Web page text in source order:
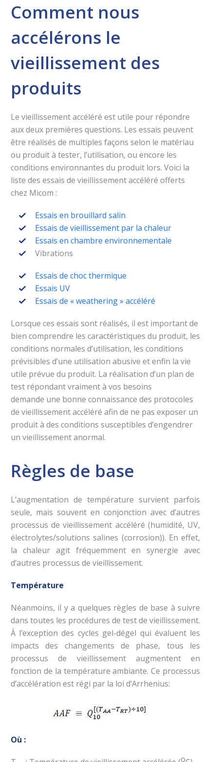
Comment nous
accélérons le
vieillissement des
produits
Le vieillissement accéléré est utile pour répondre
aux deux premières questions. Les essais peuvent
être réalisés de multiples façons selon le matériau
ou produit à tester, l’utilisation, ou encore les
conditions environnantes du produit lors. Voici la
liste des essais de vieillissement accéléré offerts
chez Micom :
Essais en brouillard salin
Essais de vieillissement par la chaleur
Essais en chambre environnementale
Vibrations
Essais de choc thermique
Essais UV
Essais de « weathering » accéléré
Lorsque ces essais sont réalisés, il est important de
bien comprendre les caractéristiques du produit, les
conditions normales d’utilisation, les conditions
prévisibles d’une utilisation abusive et enfin la vie
utile prévue du produit. La réalisation d’un plan de
test répondant vraiment à vos besoins
demande une bonne connaissance des protocoles
de vieillissement accéléré afin de ne pas exposer un
produit à des conditions susceptibles d’engendrer
un vieillissement anormal.
Règles de base
L’augmentation de température survient parfois
seule, mais souvent en conjonction avec d’autres
processus de vieillissement accéléré (humidité, UV,
électrolytes/solutions salines (corrosion)). En effet,
la chaleur agit fréquemment en synergie avec
d’autres processus de vieillissement.
Température
Néanmoins, il y a quelques règles de base à suivre
dans toutes les procédures de test de vieillissement.
À l’exception des cycles gel-dégel qui évaluent les
impacts des changements de phase, tous les
processus de vieillissement augmentent en
fonction de la température ambiante. Ce processus
d’accélération est régi par la loi d’Arrhenius:
Où :
o